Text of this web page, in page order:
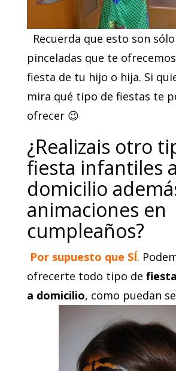
Recuerda que esto son
pinceladas que te
fiesta de tu hijo o hija. Si
mira qué tipo de fiestas te
ofrecer 😉
¿Realizais otro
fiesta infantiles a
domicilio
animaciones en
cumpleaños?
Por supuesto que SÍ.
ofrecerte todo tipo de
a domicilio, como puedan